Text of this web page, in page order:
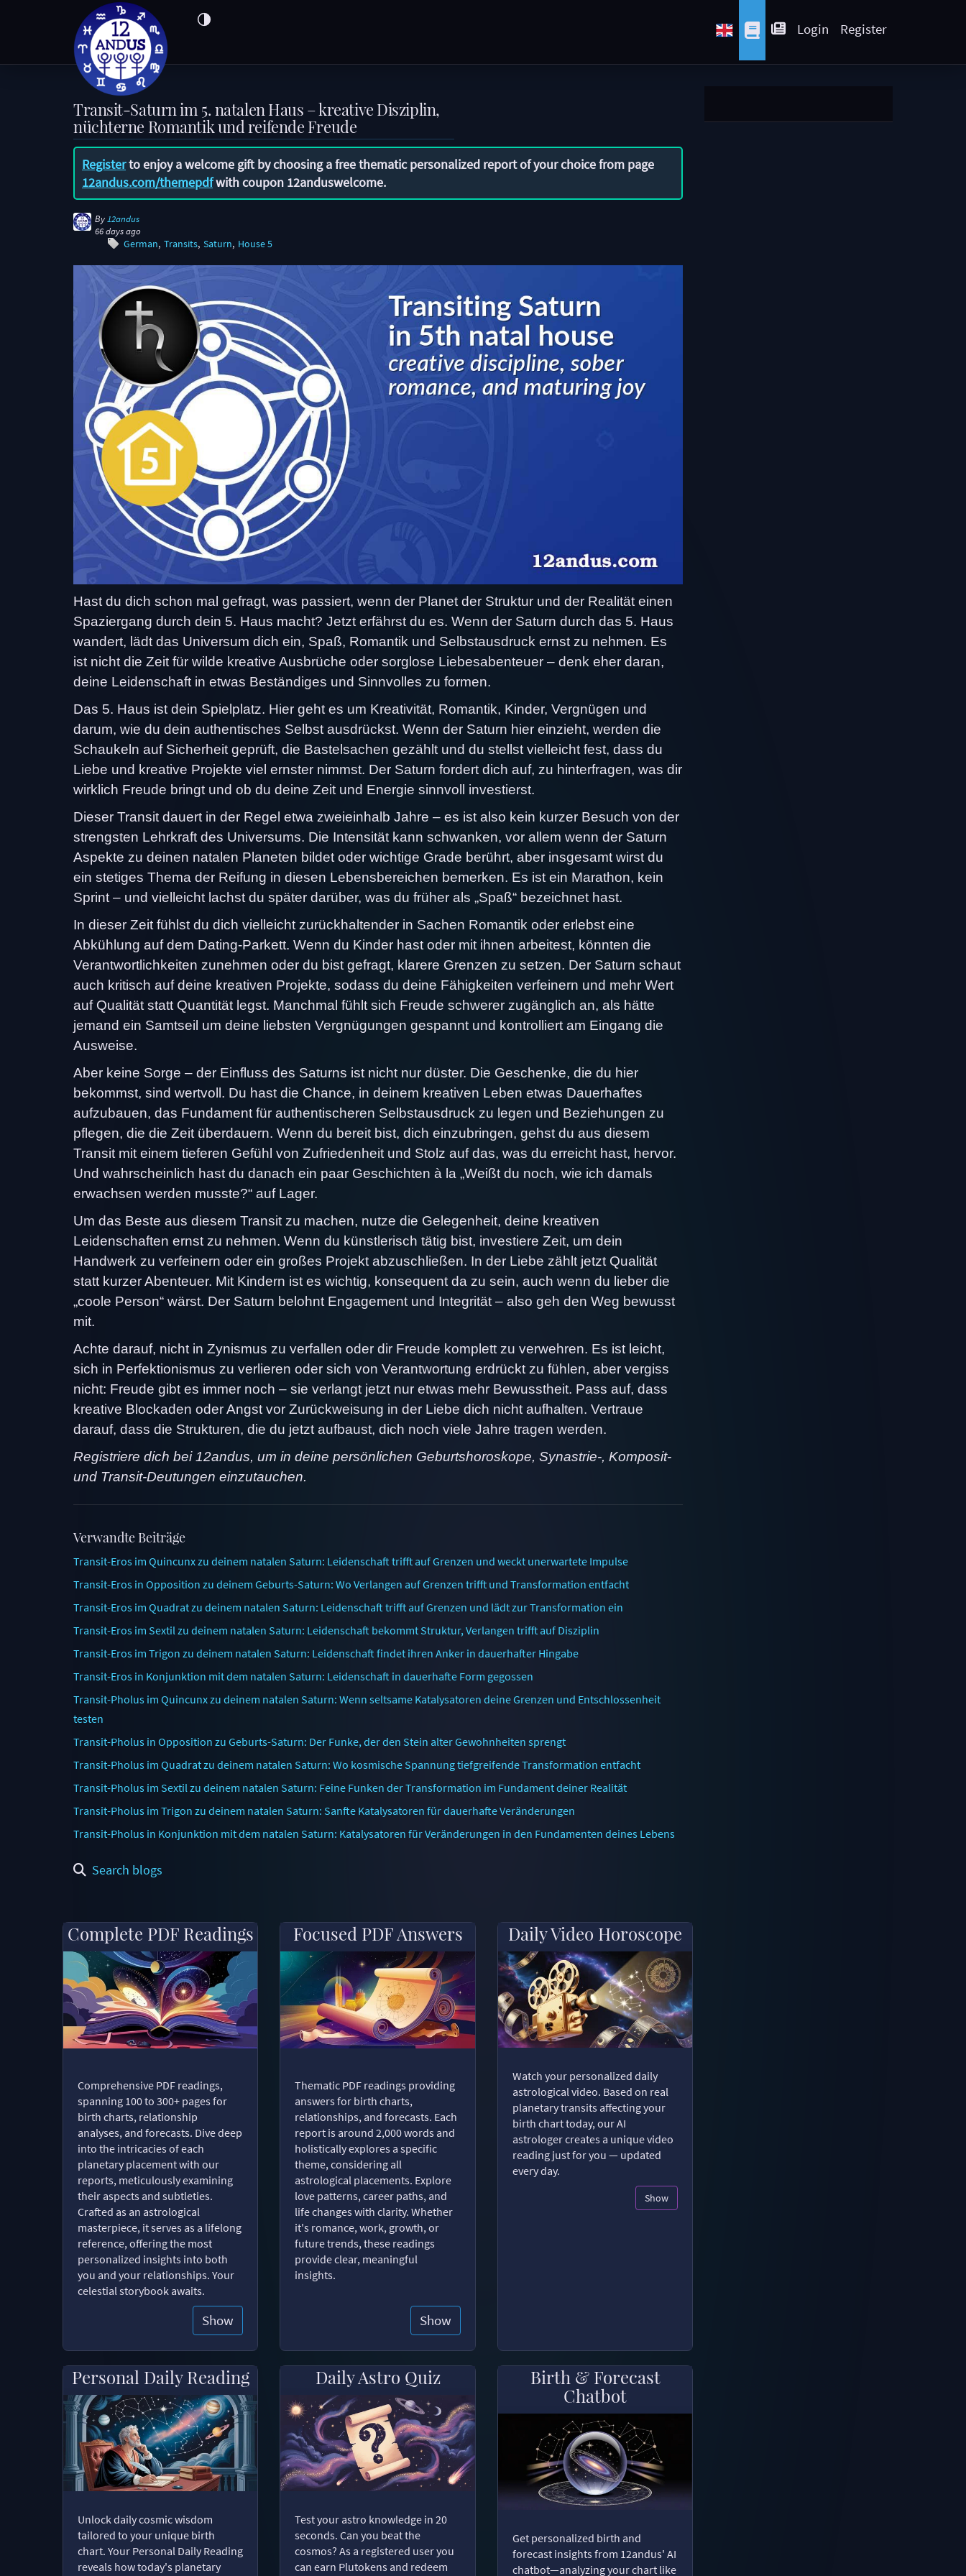
Login Register
Transit-Saturn im 5. natalen Haus – kreative Disziplin,
nüchterne Romantik und reifende Freude
Registerto enjoy a welcome gift by choosing a free thematic personalized report of your choice from page
12andus.com/themepdfwith coupon 12anduswelcome.
By 12andus
66 days ago
German Transits Saturn House 5
Hast du dich schon mal gefragt, was passiert, wenn der Planet der Struktur und der Realität einen
Spaziergang durch dein 5. Haus macht? Jetzt erfährst du es. Wenn der Saturn durch das 5. Haus
wandert, lädt das Universum dich ein, Spaß, Romantik und Selbstausdruck ernst zu nehmen. Es
ist nicht die Zeit für wilde kreative Ausbrüche oder sorglose Liebesabenteuer – denk eher daran,
deine Leidenschaft in etwas Beständiges und Sinnvolles zu formen.
Das 5. Haus ist dein Spielplatz. Hier geht es um Kreativität, Romantik, Kinder, Vergnügen und
darum, wie du dein authentisches Selbst ausdrückst. Wenn der Saturn hier einzieht, werden die
Schaukeln auf Sicherheit geprüft, die Bastelsachen gezählt und du stellst vielleicht fest, dass du
Liebe und kreative Projekte viel ernster nimmst. Der Saturn fordert dich auf, zu hinterfragen, was dir
wirklich Freude bringt und ob du deine Zeit und Energie sinnvoll investierst.
Dieser Transit dauert in der Regel etwa zweieinhalb Jahre – es ist also kein kurzer Besuch von der
strengsten Lehrkraft des Universums. Die Intensität kann schwanken, vor allem wenn der Saturn
Aspekte zu deinen natalen Planeten bildet oder wichtige Grade berührt, aber insgesamt wirst du
ein stetiges Thema der Reifung in diesen Lebensbereichen bemerken. Es ist ein Marathon, kein
Sprint – und vielleicht lachst du später darüber, was du früher als „Spaß“ bezeichnet hast.
In dieser Zeit fühlst du dich vielleicht zurückhaltender in Sachen Romantik oder erlebst eine
Abkühlung auf dem Dating-Parkett. Wenn du Kinder hast oder mit ihnen arbeitest, könnten die
Verantwortlichkeiten zunehmen oder du bist gefragt, klarere Grenzen zu setzen. Der Saturn schaut
auch kritisch auf deine kreativen Projekte, sodass du deine Fähigkeiten verfeinern und mehr Wert
auf Qualität statt Quantität legst. Manchmal fühlt sich Freude schwerer zugänglich an, als hätte
jemand ein Samtseil um deine liebsten Vergnügungen gespannt und kontrolliert am Eingang die
Ausweise.
Aber keine Sorge – der Einfluss des Saturns ist nicht nur düster. Die Geschenke, die du hier
bekommst, sind wertvoll. Du hast die Chance, in deinem kreativen Leben etwas Dauerhaftes
aufzubauen, das Fundament für authentischeren Selbstausdruck zu legen und Beziehungen zu
pflegen, die die Zeit überdauern. Wenn du bereit bist, dich einzubringen, gehst du aus diesem
Transit mit einem tieferen Gefühl von Zufriedenheit und Stolz auf das, was du erreicht hast, hervor.
Und wahrscheinlich hast du danach ein paar Geschichten à la „Weißt du noch, wie ich damals
erwachsen werden musste?“ auf Lager.
Um das Beste aus diesem Transit zu machen, nutze die Gelegenheit, deine kreativen
Leidenschaften ernst zu nehmen. Wenn du künstlerisch tätig bist, investiere Zeit, um dein
Handwerk zu verfeinern oder ein großes Projekt abzuschließen. In der Liebe zählt jetzt Qualität
statt kurzer Abenteuer. Mit Kindern ist es wichtig, konsequent da zu sein, auch wenn du lieber die
„coole Person“ wärst. Der Saturn belohnt Engagement und Integrität – also geh den Weg bewusst
mit.
Achte darauf, nicht in Zynismus zu verfallen oder dir Freude komplett zu verwehren. Es ist leicht,
sich in Perfektionismus zu verlieren oder sich von Verantwortung erdrückt zu fühlen, aber vergiss
nicht: Freude gibt es immer noch – sie verlangt jetzt nur etwas mehr Bewusstheit. Pass auf, dass
kreative Blockaden oder Angst vor Zurückweisung in der Liebe dich nicht aufhalten. Vertraue
darauf, dass die Strukturen, die du jetzt aufbaust, dich noch viele Jahre tragen werden.
Registriere dich bei 12andus, um in deine persönlichen Geburtshoroskope, Synastrie-, Komposit-
und Transit-Deutungen einzutauchen.
Verwandte Beiträge
Transit-Eros im Quincunx zu deinem natalen Saturn: Leidenschaft trifft auf Grenzen und weckt unerwartete Impulse
Transit-Eros in Opposition zu deinem Geburts-Saturn: Wo Verlangen auf Grenzen trifft und Transformation entfacht
Transit-Eros im Quadrat zu deinem natalen Saturn: Leidenschaft trifft auf Grenzen und lädt zur Transformation ein
Transit-Eros im Sextil zu deinem natalen Saturn: Leidenschaft bekommt Struktur, Verlangen trifft auf Disziplin
Transit-Eros im Trigon zu deinem natalen Saturn: Leidenschaft findet ihren Anker in dauerhafter Hingabe
Transit-Eros in Konjunktion mit dem natalen Saturn: Leidenschaft in dauerhafte Form gegossen
Transit-Pholus im Quincunx zu deinem natalen Saturn: Wenn seltsame Katalysatoren deine Grenzen und Entschlossenheit
testen
Transit-Pholus in Opposition zu Geburts-Saturn: Der Funke, der den Stein alter Gewohnheiten sprengt
Transit-Pholus im Quadrat zu deinem natalen Saturn: Wo kosmische Spannung tiefgreifende Transformation entfacht
Transit-Pholus im Sextil zu deinem natalen Saturn: Feine Funken der Transformation im Fundament deiner Realität
Transit-Pholus im Trigon zu deinem natalen Saturn: Sanfte Katalysatoren für dauerhafte Veränderungen
Transit-Pholus in Konjunktion mit dem natalen Saturn: Katalysatoren für Veränderungen in den Fundamenten deines Lebens
Search blogs
Complete PDF Readings
Comprehensive PDF readings,
spanning 100 to 300+ pages for
birth charts, relationship
analyses, and forecasts. Dive deep
into the intricacies of each
planetary placement with our
reports, meticulously examining
their aspects and subtleties.
Crafted as an astrological
masterpiece, it serves as a lifelong
reference, offering the most
personalized insights into both
you and your relationships. Your
celestial storybook awaits.
Show
Focused PDF Answers
Thematic PDF readings providing
answers for birth charts,
relationships, and forecasts. Each
report is around 2,000 words and
holistically explores a specific
theme, considering all
astrological placements. Explore
love patterns, career paths, and
life changes with clarity. Whether
it's romance, work, growth, or
future trends, these readings
provide clear, meaningful
insights.
Show
Daily Video Horoscope
Watch your personalized daily
astrological video. Based on real
planetary transits affecting your
birth chart today, our AI
astrologer creates a unique video
reading just for you — updated
every day.
Show
Personal Daily Reading
Unlock daily cosmic wisdom
tailored to your unique birth
chart. Your Personal Daily Reading
reveals how today's planetary
Daily Astro Quiz
Test your astro knowledge in 20
seconds. Can you beat the
cosmos? As a registered user you
can earn Plutokens and redeem
Birth & Forecast
Chatbot
Get personalized birth and
forecast insights from 12andus' AI
chatbot—analyzing your chart like